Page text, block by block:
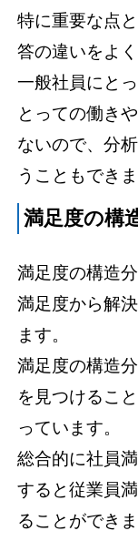
特に重要な点
答の違いをよ
一般社員にと
とっての働き
ないので、分
うこともできま
満足度の構
満足度の構造
満足度から解
ます。
満足度の構造
を見つけるこ
っています。
総合的に社員
すると従業員
ることができま